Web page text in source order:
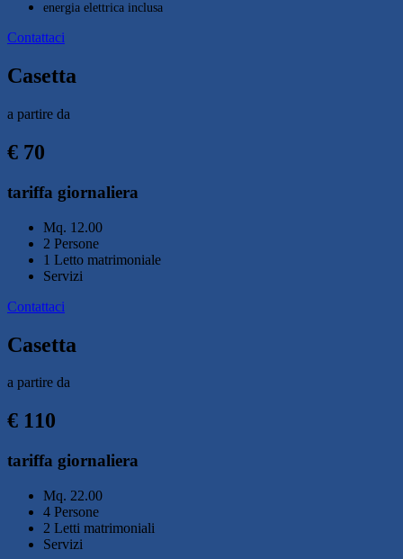
energia elettrica inclusa
Contattaci
Casetta
a partire da
€ 70
tariffa giornaliera
Mq. 12.00
2 Persone
1 Letto matrimoniale
Servizi
Contattaci
Casetta
a partire da
€ 110
tariffa giornaliera
Mq. 22.00
4 Persone
2 Letti matrimoniali
Servizi